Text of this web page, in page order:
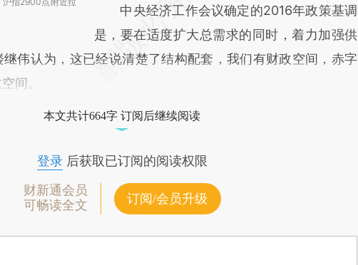
中央经济工作会议确定的2016年政策基调
是，要在适度扩大总需求的同时，着力加强供
伟认为，这已经说清楚了结构配套，我们有财政空间，赤字
间。
本文共计664字 订阅后继续阅读
登录后获取已订阅的阅读权限
财新通会员
可畅读全文
订阅/会员升级